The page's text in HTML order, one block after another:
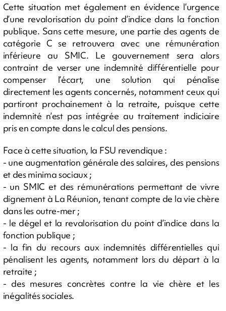
Cette situation met également en évidence l’urgence
d’une revalorisation du point d’indice dans la fonction
publique. Sans cette mesure, une partie des agents de
catégorie C se retrouvera avec une rémunération
inférieure au SMIC. Le gouvernement sera alors
contraint de verser une indemnité différentielle pour
compenser l’écart, une solution qui pénalise
directement les agents concernés, notamment ceux qui
partiront prochainement à la retraite, puisque cette
indemnité n’est pas intégrée au traitement indiciaire
pris en compte dans le calcul des pensions.
Face à cette situation, la FSU revendique :
- une augmentation générale des salaires, des pensions
et des minima sociaux ;
- un SMIC et des rémunérations permettant de vivre
dignement à La Réunion, tenant compte de la vie chère
dans les outre-mer ;
- le dégel et la revalorisation du point d’indice dans la
fonction publique ;
- la fin du recours aux indemnités différentielles qui
pénalisent les agents, notamment lors du départ à la
retraite ;
- des mesures concrètes contre la vie chère et les
inégalités sociales.